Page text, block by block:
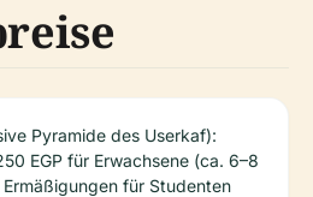
Pyramide des Userkaf):
EGP für Erwachsene (ca. 6–8
Ermäßigungen für Studenten